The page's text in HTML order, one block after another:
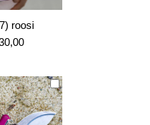
roosi
Current
is:
€30,00.